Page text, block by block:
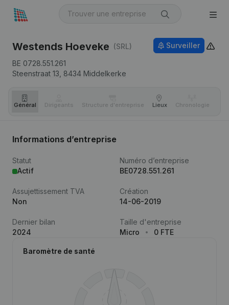
Westends Hoeveke (SRL)
BE 0728.551.261
Steenstraat 13, 8434 Middelkerke
Surveiller
Général Dirigeants Structure d'entreprise Lieux Chronologie
Informations d’entreprise
Statut
Actif
Numéro d’entreprise
BE0728.551.261
Assujettissement TVA
Non
Création
14-06-2019
Dernier bilan
2024
Taille d'entreprise
Micro
0 FTE
Baromètre de santé